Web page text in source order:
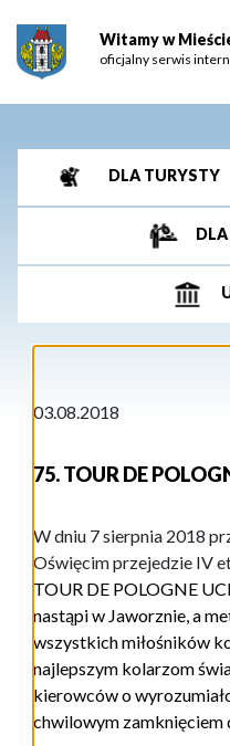
Witamy w
oficjalny serwis
DLA TURYSTY
03.08.2018
75. TOUR DE
W dniu 7 sierpnia 2018
Oświęcim przejedzie IV
TOUR DE POLOGNE
nastąpi w Jaworznie, a
wszystkich miłośników
najlepszym kolarzom
kierowców o
chwilowym zamknięciem